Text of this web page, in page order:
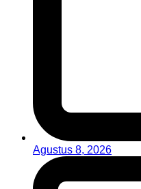
Agustus 8, 2026